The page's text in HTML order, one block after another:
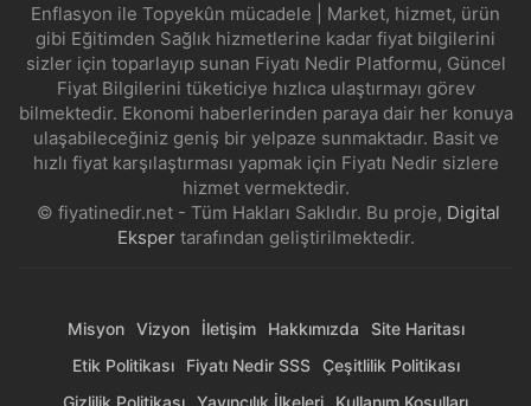
Enflasyon ile Topyekûn mücadele | Market, hizmet, ürün
gibi Eğitimden Sağlık hizmetlerine kadar fiyat bilgilerini
sizler için toparlayıp sunan Fiyatı Nedir Platformu, Güncel
Fiyat Bilgilerini tüketiciye hızlıca ulaştırmayı görev
bilmektedir. Ekonomi haberlerinden paraya dair her konuya
ulaşabileceğiniz geniş bir yelpaze sunmaktadır. Basit ve
hızlı fiyat karşılaştırması yapmak için Fiyatı Nedir sizlere
hizmet vermektedir.
© fiyatinedir.net - Tüm Hakları Saklıdır. Bu proje, Digital
Ekspertarafından geliştirilmektedir.
Misyon Vizyon İletişim Hakkımızda
Site Haritası
Etik Politikası
Fiyatı Nedir SSS
Çeşitlilik Politikası
Gizlilik Politikası Yayıncılık İlkeleri Kullanım Koşulları